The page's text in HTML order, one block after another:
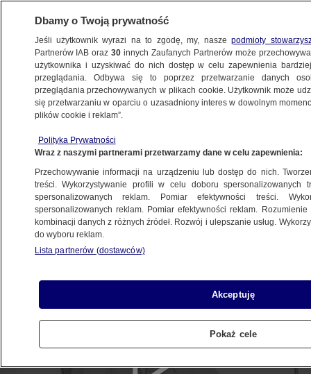
Dbamy o Twoją prywatność
Jeśli użytkownik wyrazi na to zgodę, my, naszepodmioty
Partnerów IAB oraz30 innych Zaufanych Partnerów może
użytkownika i uzyskiwać do nich dostęp w celu zapewnienia
przeglądania. Odbywa się to poprzez przetwarzanie danych
przeglądania przechowywanych w plikach cookie. Użytkownik może
się przetwarzaniu w oparciu o uzasadniony interes w dowolnym
plików cookie i reklam”.
Polityka Prywatności
Wraz z naszymi partnerami przetwarzamy dane w celu zapewnienia:
Przechowywanie informacji na urządzeniu lub dostęp do nich.
treści. Wykorzystywanie profili w celu doboru spersonalizowanych
spersonalizowanych reklam. Pomiar efektywności treści.
spersonalizowanych reklam. Pomiar efektywności reklam.
kombinacji danych z różnych źródeł. Rozwój i ulepszanie usług.
do wyboru reklam.
Lista partnerów (dostawców)
Akceptuję
Pokaż cele